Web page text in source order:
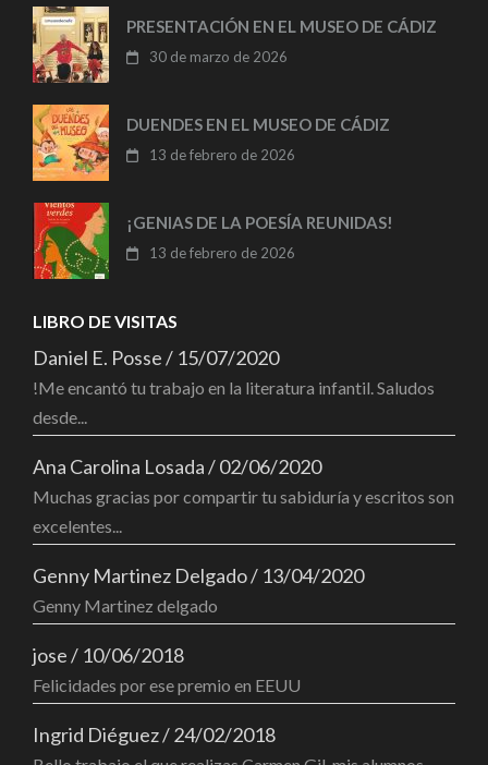
PRESENTACIÓN EN EL MUSEO DE CÁDIZ
30 de marzo de 2026
DUENDES EN EL MUSEO DE CÁDIZ
13 de febrero de 2026
¡GENIAS DE LA POESÍA REUNIDAS!
13 de febrero de 2026
LIBRO DE VISITAS
Daniel E. Posse/ 15/07/2020
!Me encantó tu trabajo en la literatura infantil. Saludos
desde...
Ana Carolina Losada/02/06/2020
Muchas gracias por compartir tu sabiduría y escritos son
excelentes...
Genny Martinez Delgado/ 13/04/2020
Genny Martinez delgado
jose/ 10/06/2018
Felicidades por ese premio en EEUU
Ingrid Diéguez/24/02/2018